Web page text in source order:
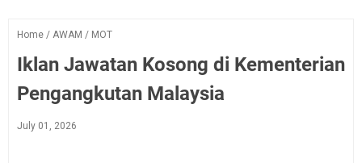
Home / AWAM / MOT
Iklan Jawatan Kosong di Kementerian
Pengangkutan Malaysia
July 01, 2026